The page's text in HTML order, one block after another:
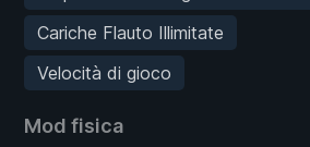
Cariche Flauto Illimitate
Velocità di gioco
Mod fisica